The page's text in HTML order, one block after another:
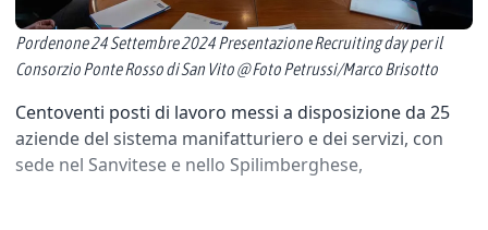
Pordenone 24 Settembre 2024 Presentazione Recruiting day per il
Consorzio Ponte Rosso di San Vito @ Foto Petrussi/Marco Brisotto
Centoventi posti di lavoro messi a disposizione da 25
aziende del sistema manifatturiero e dei servizi, con
sede nel Sanvitese e nello Spilimberghese,